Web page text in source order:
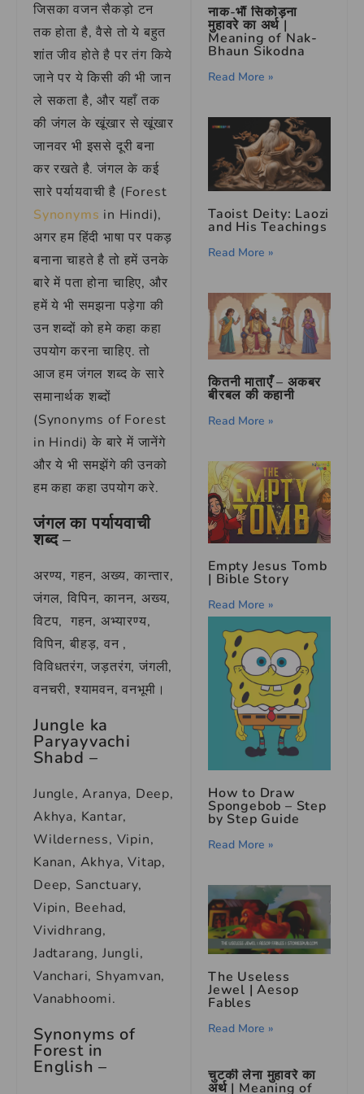
जिसका वजन सैकड़ो टन
तक होता है, वैसे तो ये बहुत
शांत जीव होते है पर तंग किये
जाने पर ये किसी की भी जान
ले सकता है, और यहाँ तक
की जंगल के खूंखार से खूंखार
जानवर भी इससे दूरी बना
कर रखते है. जंगल के कई
सारे पर्यायवाची है (Forest
Synonyms in Hindi),
अगर हम हिंदी भाषा पर पकड़
बनाना चाहते है तो हमें उनके
बारे में पता होना चाहिए, और
हमें ये भी समझना पड़ेगा की
उन शब्दों को हमे कहा कहा
उपयोग करना चाहिए. तो
आज हम जंगल शब्द के सारे
समानार्थक शब्दों
(Synonyms of Forest
in Hindi) के बारे में जानेंगे
और ये भी समझेंगे की उनको
हम कहा कहा उपयोग करे.
जंगलका पर्यायवाची
शब्द–
अरण्य, गहन, अख्य, कान्तार,
जंगल, विपिन, कानन, अख्य,
विटप, गहन, अभ्यारण्य,
विपिन, बीहड़, वन ,
विविधतरंग, जड़तरंग, जंगली,
वनचरी, श्यामवन, वनभूमी।
Jungle ka
Paryayvachi
Shabd –
Jungle, Aranya, Deep,
Akhya, Kantar,
Wilderness, Vipin,
Kanan, Akhya, Vitap,
Deep, Sanctuary,
Vipin, Beehad,
Vividhrang,
Jadtarang, Jungli,
Vanchari, Shyamvan,
Vanabhoomi.
Synonyms of
Forest in
English –
नाक-भौं सिकोड़ना
मुहावरे का अर्थ |
Meaning of Nak-
Bhaun Sikodna
Read More »
Taoist Deity: Laozi
and His Teachings
Read More »
कितनी माताएँ – अकबर
बीरबल की कहानी
Read More »
Empty Jesus Tomb
| Bible Story
Read More »
How to Draw
Spongebob – Step
by Step Guide
Read More »
The Useless
Jewel | Aesop
Fables
Read More »
चुटकी लेना मुहावरे का
अर्थ | Meaning of